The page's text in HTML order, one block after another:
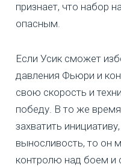
признает, что набор
опасным.
Если Усик сможет
давления Фьюри и
свою скорость и
победу. В то же
захватить
выносливость, то он
контролю над боем и